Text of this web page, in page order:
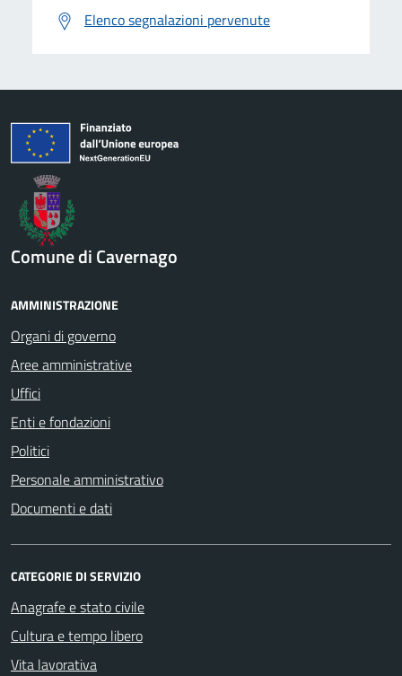
Elenco segnalazioni pervenute
Comune di Cavernago
AMMINISTRAZIONE
Organi di governo
Aree amministrative
Uffici
Enti e fondazioni
Politici
Personale amministrativo
Documenti e dati
CATEGORIE DI SERVIZIO
Anagrafe e stato civile
Cultura e tempo libero
Vita lavorativa